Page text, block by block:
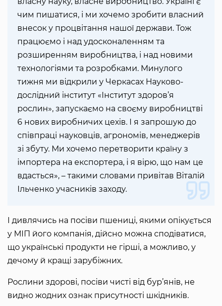
чим пишатися, і ми хочемо зробити власний
внесок у процвітання нашої держави. Тож
працюємо і над удосконаленням та
розширенням виробництва, і над новими
технологіями та розробками. Минулого
тижня ми відкрили у Черкасах Науково-
дослідний інститут «Інститут здоров’я
рослин», запускаємо на своєму виробництві
6 нових виробничих цехів. І я запрошую до
співпраці науковців, агрономів, менеджерів
зі збуту. Ми хочемо перетворити країну з
імпортера на експортера, і я вірю, що нам це
вдасться», – такими словами привітав Віталій
Ільченко учасників заходу.
І дивлячись на посіви пшениці, якими опікується
у МІП його компанія, дійсно можна сподіватися,
що українські продукти не гірші, а можливо, у
дечому й кращі зарубіжних.
Рослини здорові, посіви чисті від бур’янів, не
видно жодних ознак присутності шкідників.